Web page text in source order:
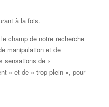
à la fois.
champ de notre recherche
manipulation et de
sensations de «
» et de « trop plein », pour